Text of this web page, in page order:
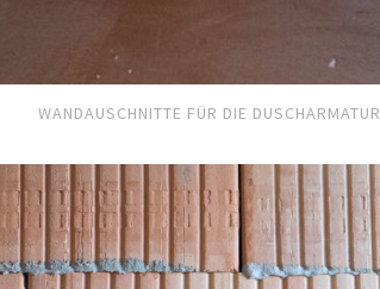
WANDAUSCHNITTE FÜR DIE DUSCHARMATUR